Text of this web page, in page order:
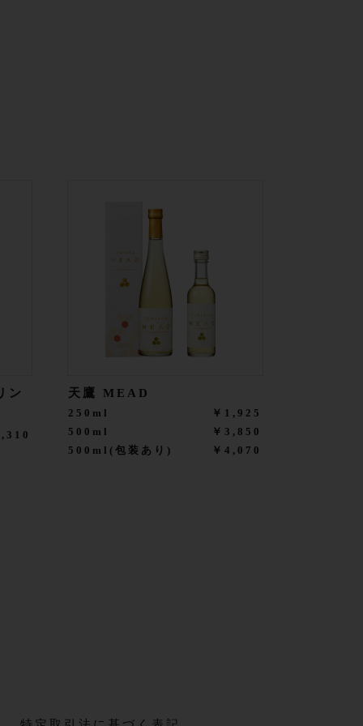
ン 天鷹 MEAD
250ml
￥1,925
500ml
￥3,850
500ml(包装あり)
￥4,070